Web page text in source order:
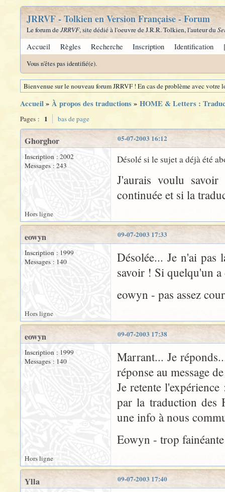
JRRVF - Tolkien en Version Française - Forum
Le forum deJRRVF, site dédié à l'oeuvre de J.R.R. Tolkien, l'auteur du
Accueil Règles Recherche Inscription Identification
Vous n'êtes pas identifié(e).
Bienvenue sur le nouveau forum JRRVF ! En cas de problème avec
Accueil» À propos des traductions» HOME & Letters :
Pages : 1 bas de page
05-07-2003 16:12
Ghorghor
Inscription : 2002
Messages : 243
Désolé si le sujet a déjà été
J'aurais voulu
continuée et si la
Hors ligne
09-07-2003 17:33
eowyn
Inscription : 1999
Messages : 140
Désolée... Je n'ai pas
savoir ! Si quelqu'un
eowyn - pas assez
Hors ligne
09-07-2003 17:38
eowyn
Inscription : 1999
Messages : 140
Marrant... Je
réponse au message
Je retente
par la traduction des
une info à nous
Eowyn - trop
Hors ligne
09-07-2003 17:40
Ylla